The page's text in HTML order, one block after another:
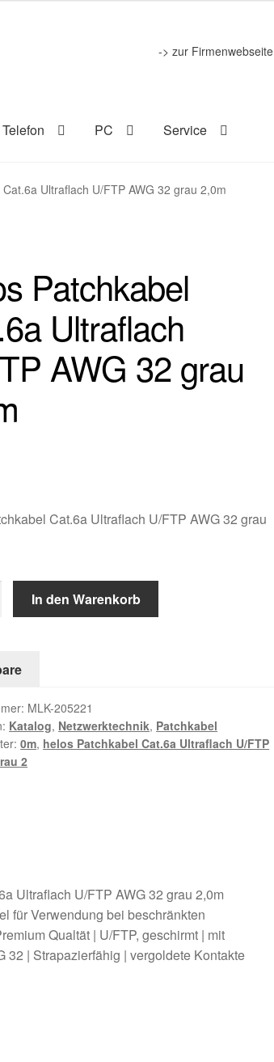
-> zur Firmenwebseite
Telefon PC Service
Ultraflach U/FTP AWG 32 grau 2,0m
Patchkabel
Ultraflach
AWG 32 grau
Cat.6a Ultraflach U/FTP AWG 32 grau
In den Warenkorb
MLK-205221
Katalog, Netzwerktechnik, Patchkabel
0m, helos Patchkabel Cat.6a Ultraflach U/FTP
2
Ultraflach U/FTP AWG 32 grau 2,0m
für Verwendung bei beschränkten
Qualtät | U/FTP, geschirmt | mit
32 | Strapazierfähig | vergoldete Kontakte